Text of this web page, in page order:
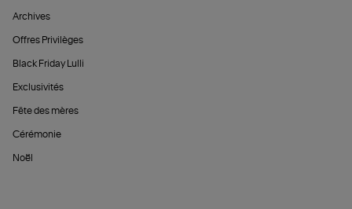
Archives
Offres Privilèges
Black Friday Lulli
Exclusivités
Fête des mères
Cérémonie
Noël